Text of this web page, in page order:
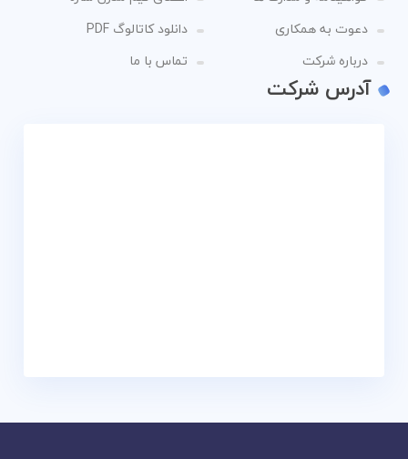
دعوت به همکاری
دانلود کاتالوگ PDF
درباره شرکت
تماس با ما
آدرس شرکت